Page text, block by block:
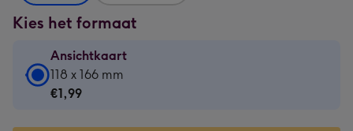
Kies het formaat
Ansichtkaart
Ansichtkaart
-
118 x 166 mm
€1,99